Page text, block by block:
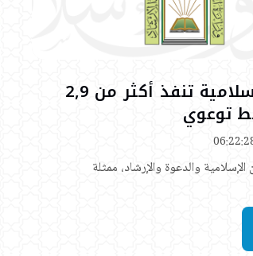
الشؤون الإسلامية تنفذ أكثر من 2,9
توعوي
والدعوة والإرشاد، ممثلة